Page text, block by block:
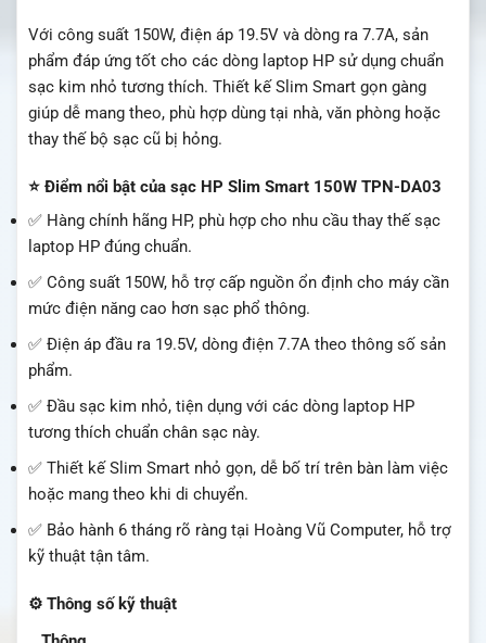
Với công suất 150W, điện áp 19.5V và dòng ra 7.7A, sản
phẩm đáp ứng tốt cho các dòng laptop HP sử dụng chuẩn
sạc kim nhỏ tương thích. Thiết kế Slim Smart gọn gàng
giúp dễ mang theo, phù hợp dùng tại nhà, văn phòng hoặc
thay thế bộ sạc cũ bị hỏng.
⭐ Điểm nổi bật của sạc HP Slim Smart 150W TPN-DA03
✅ Hàng chính hãng HP, phù hợp cho nhu cầu thay thế sạc
laptop HP đúng chuẩn.
✅ Công suất 150W, hỗ trợ cấp nguồn ổn định cho máy cần
mức điện năng cao hơn sạc phổ thông.
✅ Điện áp đầu ra 19.5V, dòng điện 7.7A theo thông số sản
phẩm.
✅ Đầu sạc kim nhỏ, tiện dụng với các dòng laptop HP
tương thích chuẩn chân sạc này.
✅ Thiết kế Slim Smart nhỏ gọn, dễ bố trí trên bàn làm việc
hoặc mang theo khi di chuyển.
✅ Bảo hành 6 tháng rõ ràng tại Hoàng Vũ Computer, hỗ trợ
kỹ thuật tận tâm.
⚙️ Thông số kỹ thuật